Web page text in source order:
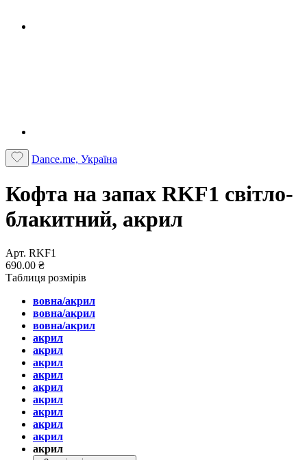
Dance.me, Україна
Кофта на запах RKF1 світло-
блакитний, акрил
Арт. RKF1
690.00 ₴
Таблиця розмірів
вовна/акрил
вовна/акрил
вовна/акрил
акрил
акрил
акрил
акрил
акрил
акрил
акрил
акрил
акрил
акрил